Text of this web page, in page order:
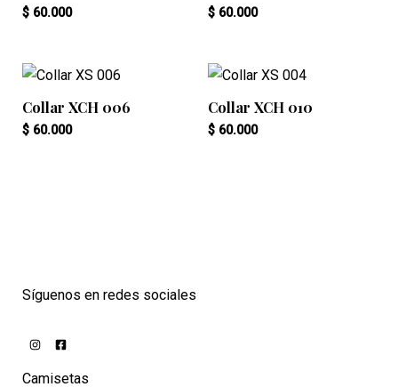
$60.000 $ 60.000
Collar XCH 006
$60.000
Collar XCH 010
$ 60.000
Síguenos en redes sociales
Camisetas